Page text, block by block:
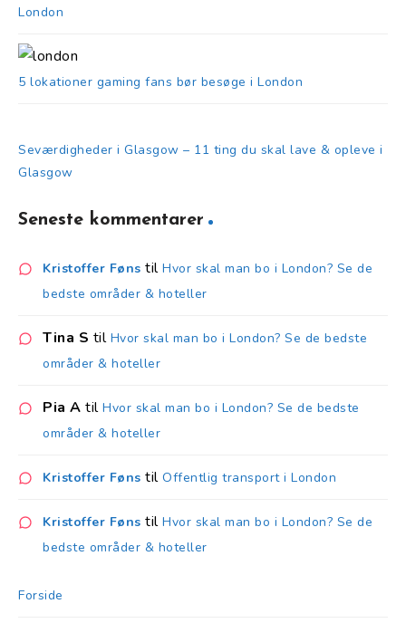
London
5 lokationer gaming fans bør besøge i London
Seværdigheder i Glasgow – 11 ting du skal lave & opleve i
Glasgow
Seneste kommentarer
Kristoffer Føns til Hvor skal man bo i London? Se de
bedste områder & hoteller
Tina S til Hvor skal man bo i London? Se de bedste
områder & hoteller
Pia A til Hvor skal man bo i London? Se de bedste
områder & hoteller
Kristoffer Føns til Offentlig transport i London
Kristoffer Føns til Hvor skal man bo i London? Se de
bedste områder & hoteller
Forside